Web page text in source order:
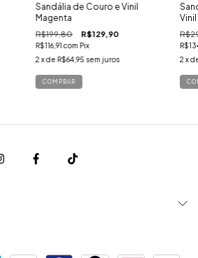
Sandália de Couro e Vinil
Magenta
R$199,80 R$129,90
R$116,91com Pix
2 x de R$64,95 sem juros
COMPRAR
2 x